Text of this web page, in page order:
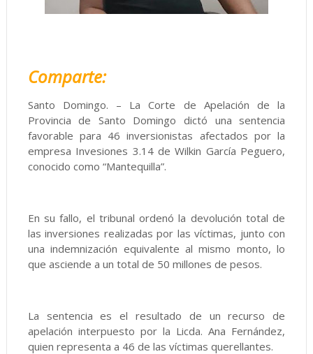
Comparte:
Santo Domingo. – La Corte de Apelación de la
Provincia de Santo Domingo dictó una sentencia
favorable para 46 inversionistas afectados por la
empresa Invesiones 3.14 de Wilkin García Peguero,
conocido como “Mantequilla”.
En su fallo, el tribunal ordenó la devolución total de
las inversiones realizadas por las víctimas, junto con
una indemnización equivalente al mismo monto, lo
que asciende a un total de 50 millones de pesos.
La sentencia es el resultado de un recurso de
apelación interpuesto por la Licda. Ana Fernández,
quien representa a 46 de las víctimas querellantes.